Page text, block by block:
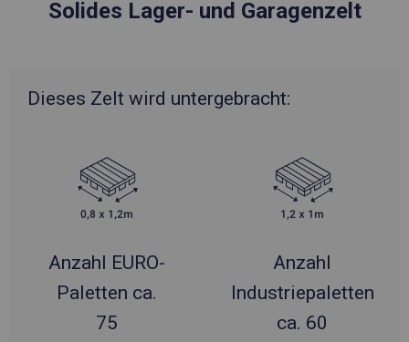
Solides Lager- und Garagenzelt
Dieses Zelt wird untergebracht:
Anzahl EURO-
Paletten ca.
75
Anzahl
Industriepaletten
ca. 60